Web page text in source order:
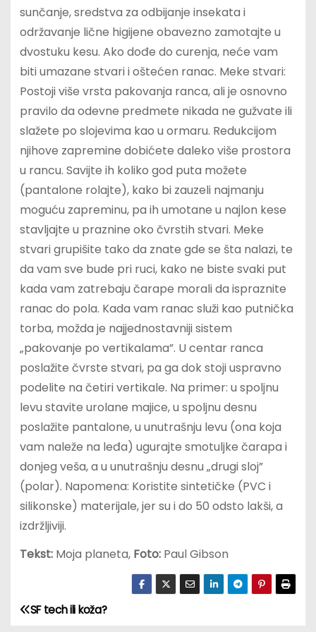
sunčanje, sredstva za odbijanje insekata i
održavanje lične higijene obavezno zamotajte u
dvostuku kesu. Ako dođe do curenja, neće vam
biti umazane stvari i oštećen ranac. Meke stvari:
Postoji više vrsta pakovanja ranca, ali je osnovno
pravilo da odevne predmete nikada ne gužvate ili
slažete po slojevima kao u ormaru. Redukcijom
njihove zapremine dobićete daleko više prostora
u rancu. Savijte ih koliko god puta možete
(pantalone rolajte), kako bi zauzeli najmanju
moguću zapreminu, pa ih umotane u najlon kese
stavljajte u praznine oko čvrstih stvari. Meke
stvari grupišite tako da znate gde se šta nalazi, te
da vam sve bude pri ruci, kako ne biste svaki put
kada vam zatrebaju čarape morali da ispraznite
ranac do pola. Kada vam ranac služi kao putnička
torba, možda je najjednostavniji sistem
„pakovanje po vertikalama”. U centar ranca
poslažite čvrste stvari, pa ga dok stoji uspravno
podelite na četiri vertikale. Na primer: u spoljnu
levu stavite urolane majice, u spoljnu desnu
poslažite pantalone, u unutrašnju levu (ona koja
vam naleže na leđa) ugurajte smotuljke čarapa i
donjeg veša, a u unutrašnju desnu „drugi sloj”
(polar). Napomena: Koristite sintetičke (PVC i
silikonske) materijale, jer su i do 50 odsto lakši, a
izdržljiviji.
Tekst:Moja planeta, Foto:Paul Gibson
КSF tech ili koža?